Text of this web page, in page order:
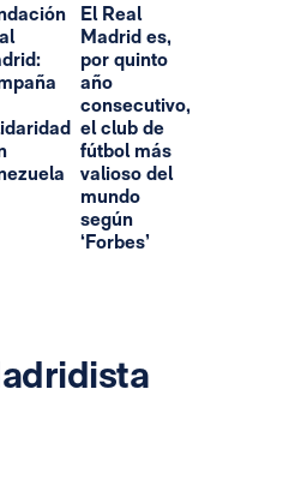
El Real
Madrid es,
por quinto
año
consecutivo,
el club de
fútbol más
valioso del
mundo
según
‘Forbes’